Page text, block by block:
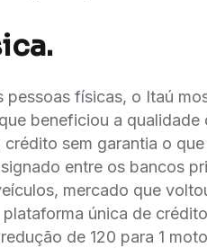
físicas, o Itaú
beneficiou a
sem garantia o
entre os bancos
mercado que
única de
de 120 para 1